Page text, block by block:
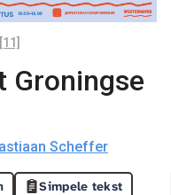
Scheffer
Simpele tekst